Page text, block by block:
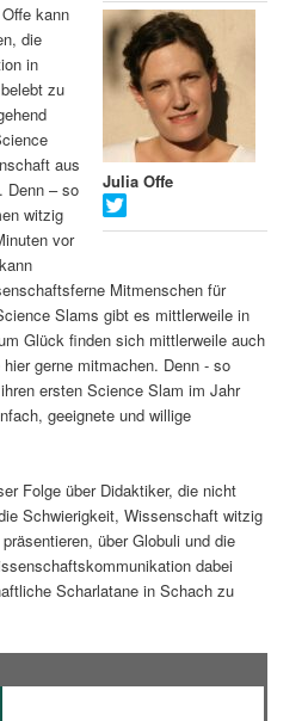
Julia Offe
kann
die
in
zu
aus
Denn – so
witzig
vor
Mitmenschen für
Slams gibt es mittlerweile in
Glück finden sich mittlerweile auch
gerne mitmachen. Denn - so
ersten Science Slam im Jahr
geeignete und willige
Folge über Didaktiker, die nicht
Schwierigkeit, Wissenschaft witzig
über Globuli und die
dabei
Scharlatane in Schach zu